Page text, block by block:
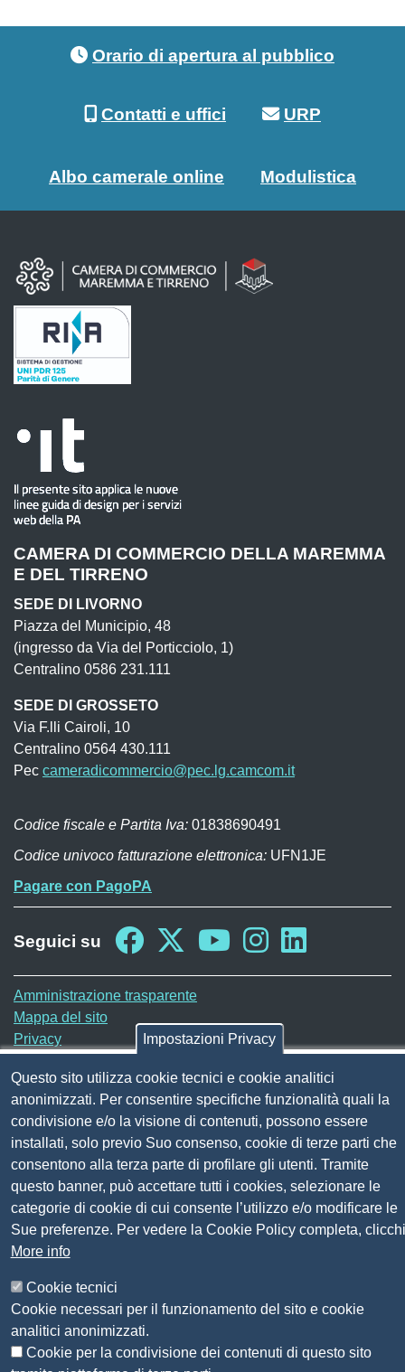
Orario di apertura al pubblico
Contatti e uffici URP
Albo camerale online Modulistica
CAMERA DI COMMERCIO DELLA MAREMMA
E DEL TIRRENO
SEDE DI LIVORNO
Piazza del Municipio, 48
(ingresso da Via del Porticciolo, 1)
Centralino 0586 231.111
SEDE DI GROSSETO
Via F.lli Cairoli, 10
Centralino 0564 430.111
Pec cameradicommercio@pec.lg.camcom.it
Codice fiscale e Partita Iva: 01838690491
Codice univoco fatturazione elettronica: UFN1JE
Pagare con PagoPA
Seguici su
Sito web
Amministrazione trasparente
Mappa del sito
Privacy
Dichiarazione di accessibilità
Feedback accessibilità
Siti tematici: Maremma e Tirreno Itinerari
© 2026 CAMERA DI COMMERCIO DELLA
MAREMMA E DEL TIRRENO
Impostazioni Privacy
Questo sito utilizza cookie tecnici e cookie analitici
anonimizzati. Per consentire specifiche funzionalità quali la
condivisione e/o la visione di contenuti, possono essere
installati, solo previo Suo consenso, cookie di terze parti che
consentono alla terza parte di profilare gli utenti. Tramite
questo banner, può accettare tutti i cookies, selezionare le
categorie di cookie di cui consente l’utilizzo e/o modificare le
Sue preferenze. Per vedere la Cookie Policy completa, clicchi
More info
Cookie tecnici
Cookie necessari per il funzionamento del sito e cookie
analitici anonimizzati.
Cookie per la condivisione dei contenuti di questo sito